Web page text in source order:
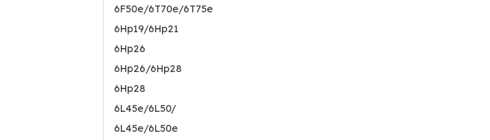
6F50e/6T70e/6T75e
6Hp19/6Hp21
6Hp26
6Hp26/6Hp28
6Hp28
6L45e/6L50/
6L45e/6L50e